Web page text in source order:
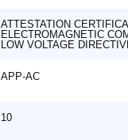
ATTESTATION
ELECTROMAGNETIC
LOW VOLTAGE
APP-AC
10